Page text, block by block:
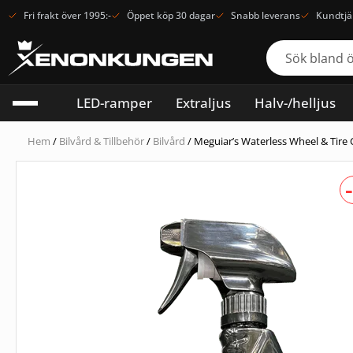
Fri frakt över 1995:- Öppet köp 30 dagar Snabb leverans
LED-ramper Extraljus Halv-/helljus
Hem / Bilvård & Tillbehör/ Bilvård / Meguiar’s Waterless Wheel & Tire